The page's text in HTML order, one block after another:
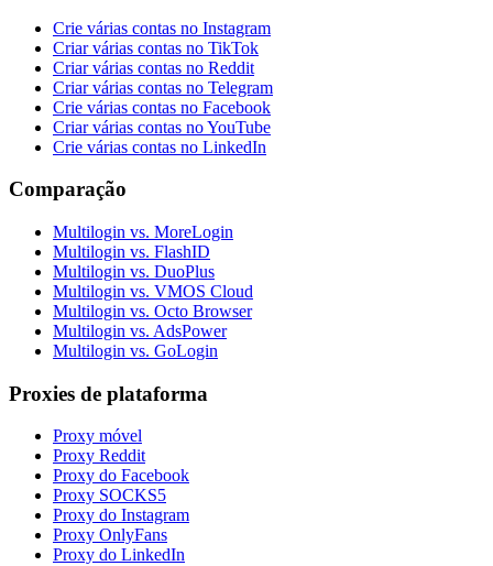
Crie várias contas no Instagram
Criar várias contas no TikTok
Criar várias contas no Reddit
Criar várias contas no Telegram
Crie várias contas no Facebook
Criar várias contas no YouTube
Crie várias contas no LinkedIn
Comparação
Multilogin vs. MoreLogin
Multilogin vs. FlashID
Multilogin vs. DuoPlus
Multilogin vs. VMOS Cloud
Multilogin vs. Octo Browser
Multilogin vs. AdsPower
Multilogin vs. GoLogin
Proxies de plataforma
Proxy móvel
Proxy Reddit
Proxy do Facebook
Proxy SOCKS5
Proxy do Instagram
Proxy OnlyFans
Proxy do LinkedIn